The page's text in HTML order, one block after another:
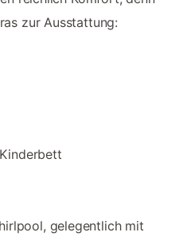
zur Ausstattung:
gelegentlich mit